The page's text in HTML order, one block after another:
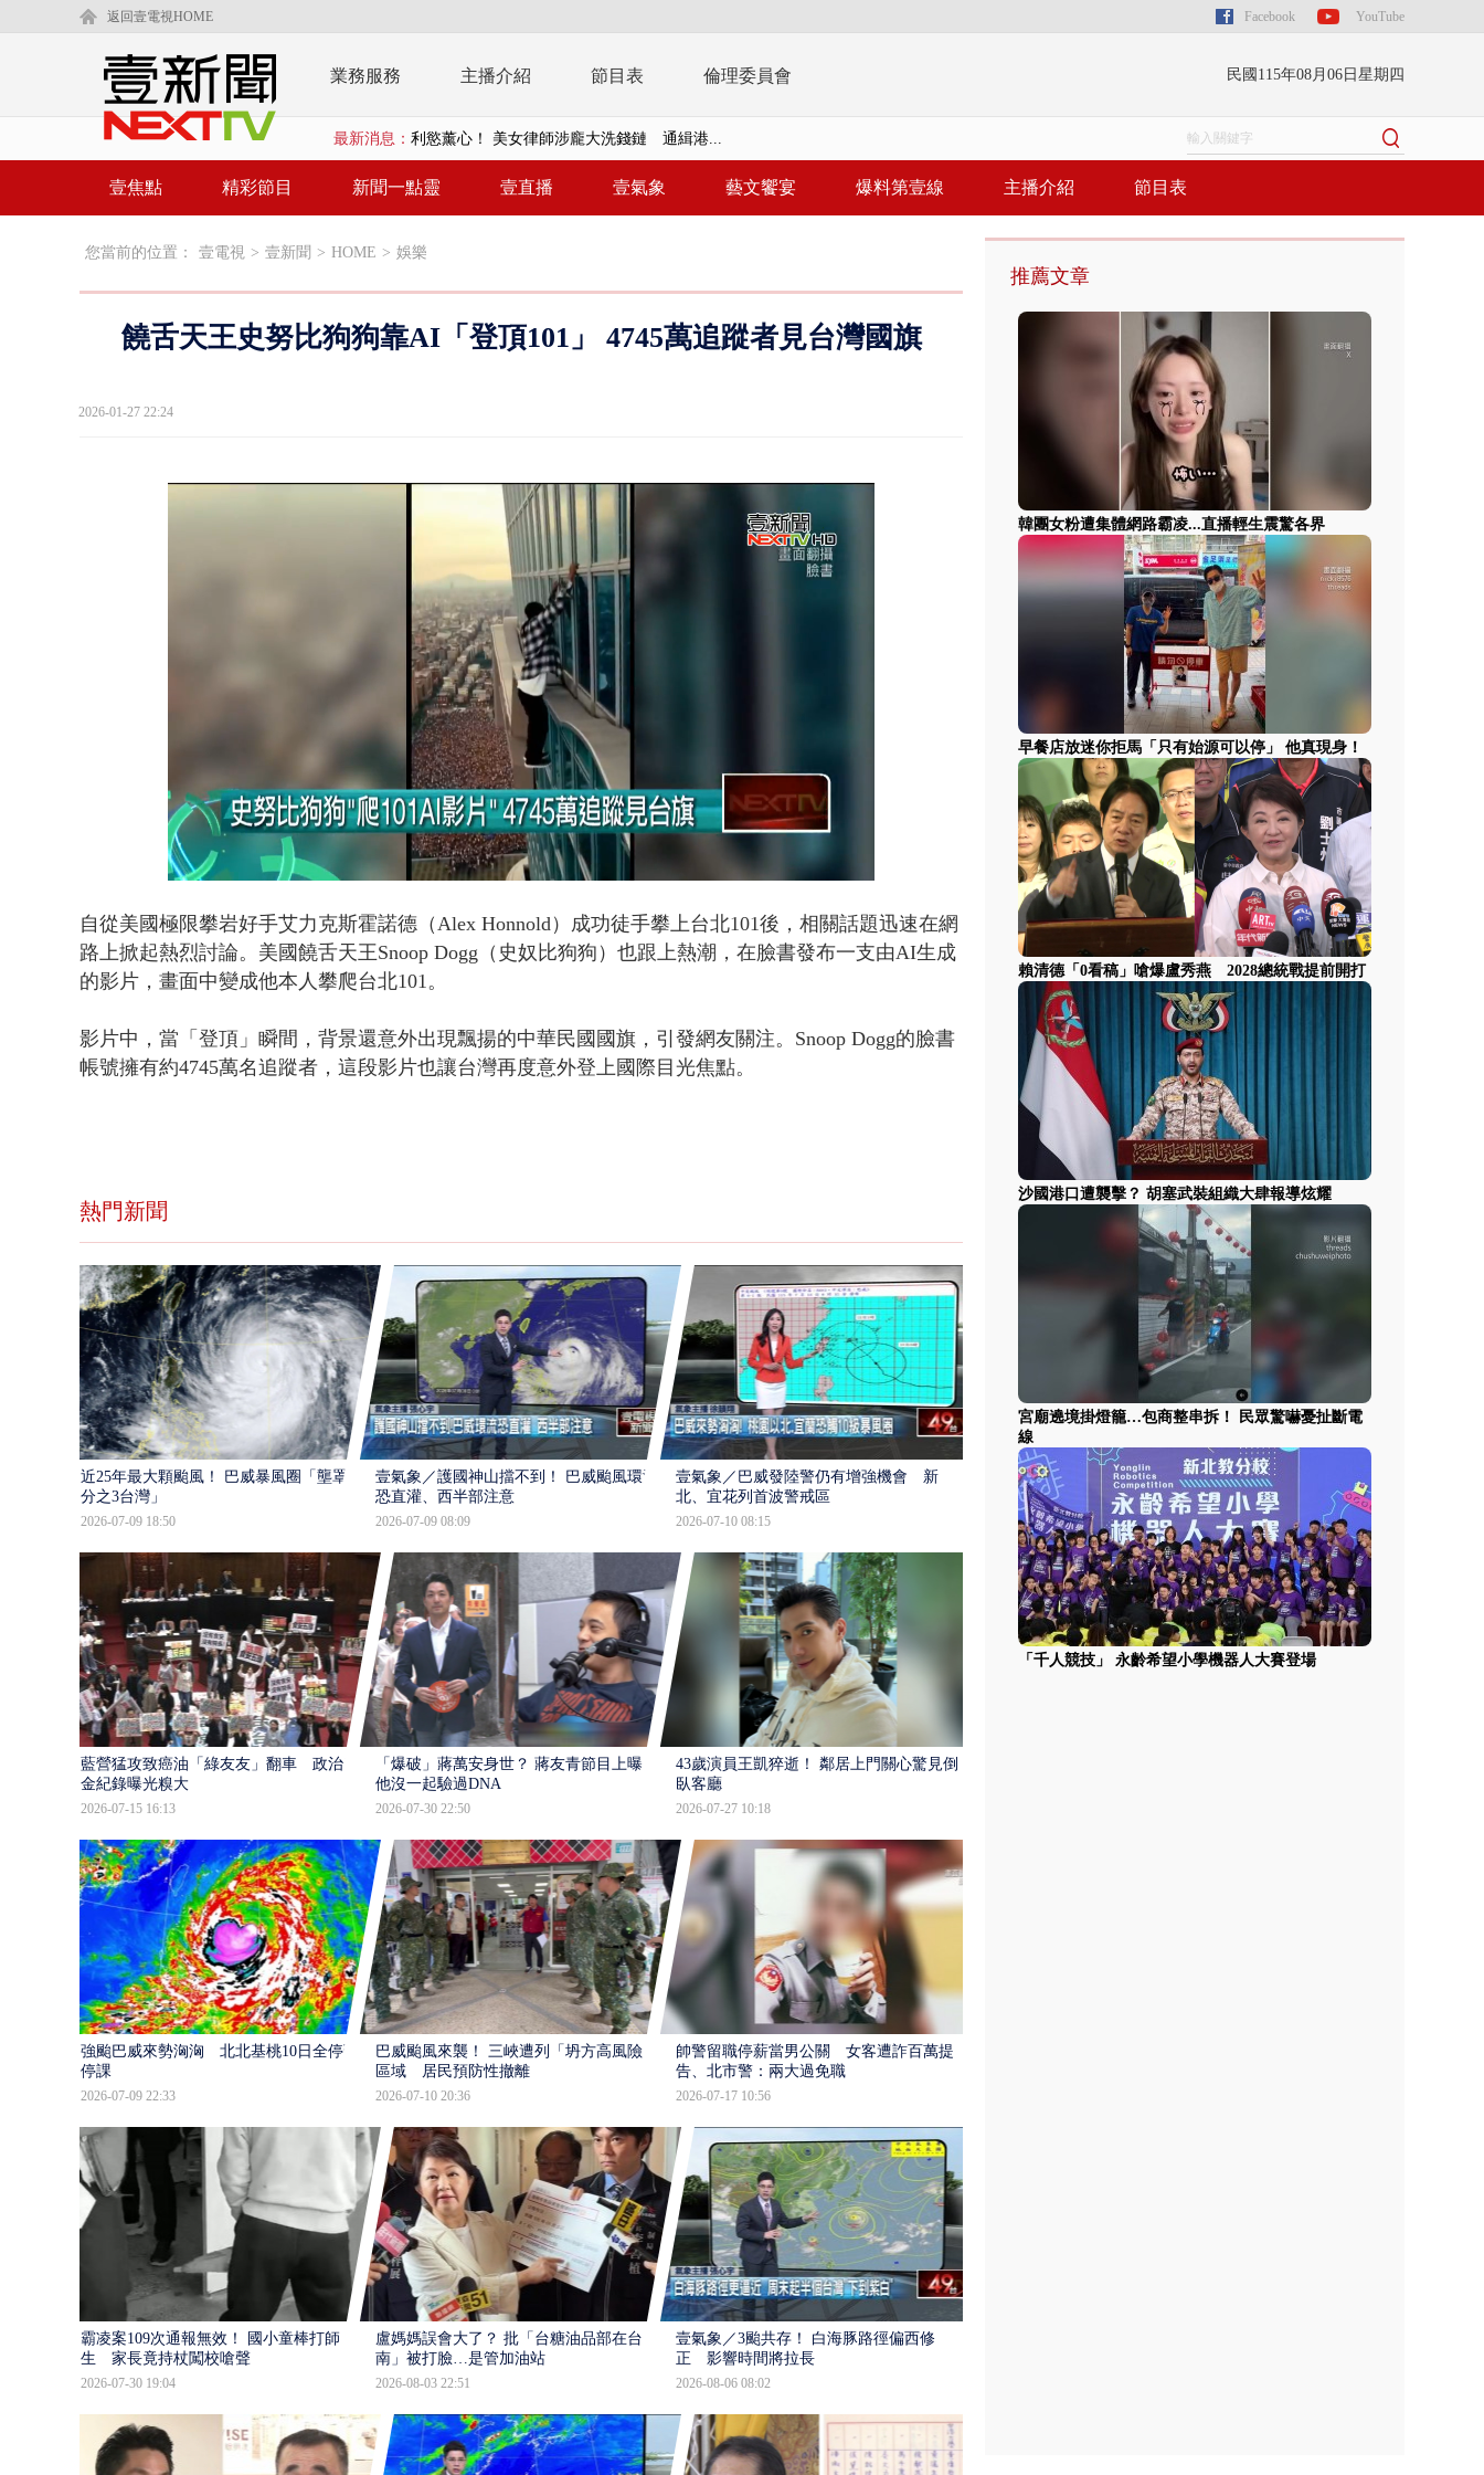
返回壹電視HOME Facebook YouTube
業務服務 主播介紹 節目表 倫理委員會 民國115年08月06日星期四
最新消息： 利慾薰心！ 美女律師涉龐大洗錢鏈 通緝港...
早餐店放迷你拒馬「只有始源可以停」 他真...
貨車鬼切釀禍 砂石車為閃避悚撞4車釀3傷
白海豚逼近...北市「颱風整備假」？ 蔣萬安...
壹焦點 精彩節目 新聞一點靈 壹直播 壹氣象 藝文饗宴 爆料第壹線 主播介紹 節目表
您當前的位置： 壹電視 > 壹新聞 > HOME > 娛樂
饒舌天王史努比狗狗靠AI「登頂101」 4745萬追蹤者見台灣國旗
2026-01-27 22:24
Unmute
38.40%
自從美國極限攀岩好手艾力克斯霍諾德（Alex Honnold）成功徒手攀上台北101後，相關話題迅速在網
路上掀起熱烈討論。美國饒舌天王Snoop Dogg（史奴比狗狗） 也跟上熱潮，在臉書發布一支由AI生成
的影片，畫面中變成他本人攀爬台北101。
影片中，當「登頂」瞬間，背景還意外出現飄揚的中華民國國旗，引發網友關注。Snoop Dogg的臉書
帳號擁有約4745萬名追蹤者，這段影片也讓台灣再度意外登上國際目光焦點。
熱門新聞
近25年最大顆颱風！ 巴威暴風圈「壟罩4
分之3台灣」
2026-07-09 18:50
壹氣象／護國神山擋不到！ 巴威颱風環流
恐直灌、西半部注意
2026-07-09 08:09
壹氣象／巴威發陸警仍有增強機會 新
北、宜花列首波警戒區
2026-07-10 08:15
藍營猛攻致癌油「綠友友」翻車 政治獻
金紀錄曝光糗大
2026-07-15 16:13
「爆破」蔣萬安身世？ 蔣友青節目上曝：
他沒一起驗過DNA
2026-07-30 22:50
43歲演員王凱猝逝！ 鄰居上門關心驚見倒
臥客廳
2026-07-27 10:18
強颱巴威來勢洶洶 北北基桃10日全停班
停課
2026-07-09 22:33
巴威颱風來襲！ 三峽遭列「坍方高風險」
區域 居民預防性撤離
2026-07-10 20:36
帥警留職停薪當男公關 女客遭詐百萬提
告、北市警：兩大過免職
2026-07-17 10:56
霸凌案109次通報無效！ 國小童棒打師
生 家長竟持杖闖校嗆聲
2026-07-30 19:04
盧媽媽誤會大了？ 批「台糖油品部在台
南」被打臉…是管加油站
2026-08-03 22:51
壹氣象／3颱共存！ 白海豚路徑偏西修
正 影響時間將拉長
2026-08-06 08:02
推薦文章
韓團女粉遭集體網路霸凌...直播輕生震驚各界
早餐店放迷你拒馬「只有始源可以停」 他真現身！
賴清德「0看稿」嗆爆盧秀燕 2028總統戰提前開打
沙國港口遭襲擊？ 胡塞武裝組織大肆報導炫耀
宮廟遶境掛燈籠…包商整串拆！ 民眾驚嚇憂扯斷電
線
「千人競技」 永齡希望小學機器人大賽登場